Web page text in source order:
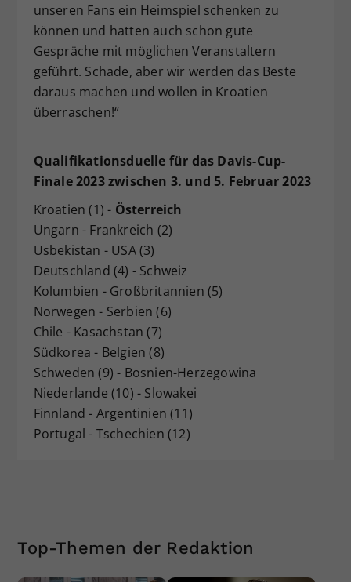
unseren Fans ein Heimspiel schenken zu
können und hatten auch schon gute
Gespräche mit möglichen Veranstaltern
geführt. Schade, aber wir werden das Beste
daraus machen und wollen in Kroatien
überraschen!“
Qualifikationsduelle für das Davis-Cup-
Finale 2023 zwischen 3. und 5. Februar 2023
Kroatien (1) - Österreich
Ungarn - Frankreich (2)
Usbekistan - USA (3)
Deutschland (4) - Schweiz
Kolumbien - Großbritannien (5)
Norwegen - Serbien (6)
Chile - Kasachstan (7)
Südkorea - Belgien (8)
Schweden (9) - Bosnien-Herzegowina
Niederlande (10) - Slowakei
Finnland - Argentinien (11)
Portugal - Tschechien (12)
Top-Themen der Redaktion